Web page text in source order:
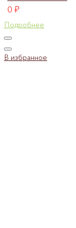
0₽
Подробнее
В избранное